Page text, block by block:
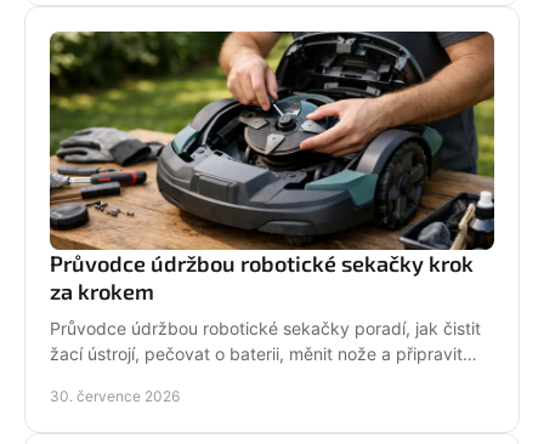
Průvodce údržbou robotické sekačky krok
za krokem
Průvodce údržbou robotické sekačky poradí, jak čistit
žací ústrojí, pečovat o baterii, měnit nože a připravit
30. července 2026